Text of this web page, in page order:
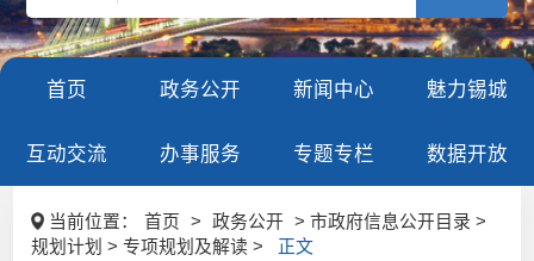
首页 政务公开 新闻中心 魅力锡城
互动交流 办事服务 专题专栏 数据开放
当前位置： 首页 > 政务公开
> 市政府信息公开目录 >
规划计划 > 专项规划及解读 >
正文